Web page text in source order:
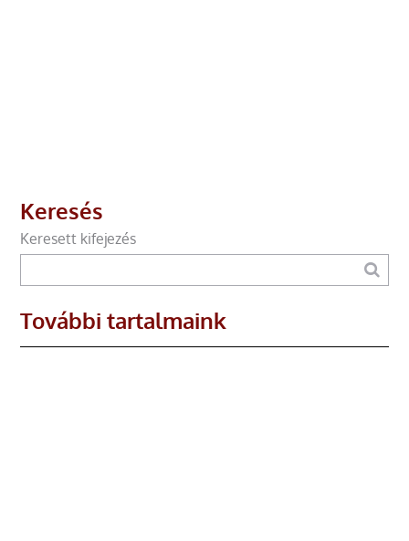
Keresés
Keresett kifejezés
További tartalmaink